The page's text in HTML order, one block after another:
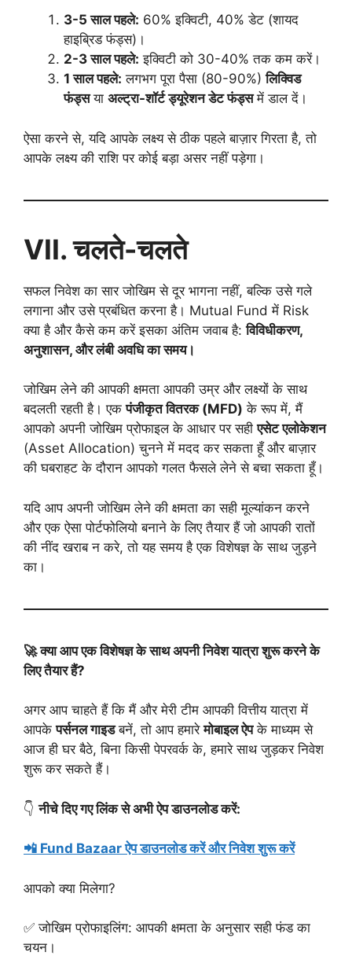
3-5साल पहले: 60% इक्विटी, 40% डेट (शायद
हाइब्रिड फंड्स)।
2-3साल पहले: इक्विटी को 30-40% तक कम करें।
1 साल पहले: लगभग पूरा पैसा (80-90%)लिक्विड
फंड्सया अल्ट्रा-शॉर्ट ड्यूरेशन डेट फंड्समें डाल दें।
ऐसा करने से, यदि आपके लक्ष्य से ठीक पहले बाज़ार गिरता है, तो
आपके लक्ष्य की राशि पर कोई बड़ा असर नहीं पड़ेगा।
VII.चलते-चलते
सफल निवेश का सार जोखिम से दूर भागना नहीं, बल्कि उसे गले
लगाना और उसे प्रबंधित करना है। Mutual Fund में Risk
क्या है और कैसे कम करें इसका अंतिम जवाब है:विविधीकरण,
अनुशासन, और लंबी अवधि का समय।
जोखिम लेने की आपकी क्षमता आपकी उम्र और लक्ष्यों के साथ
बदलती रहती है। एकपंजीकृत वितरक (MFD) के रूप में, मैं
आपको अपनी जोखिम प्रोफाइल के आधार पर सहीएसेट एलोकेशन
(Asset Allocation) चुनने में मदद कर सकता हूँ और बाज़ार
की घबराहट के दौरान आपको गलत फैसले लेने से बचा सकता हूँ।
यदि आप अपनी जोखिम लेने की क्षमता का सही मूल्यांकन करने
और एक ऐसा पोर्टफोलियो बनाने के लिए तैयार हैं जो आपकी रातों
की नींद खराब न करे, तो यह समय है एक विशेषज्ञ के साथ जुड़ने
का।
🚀क्या आप एक विशेषज्ञ के साथ अपनी निवेश यात्रा शुरू करने के
लिए तैयार हैं?
अगर आप चाहते हैं कि मैं और मेरी टीम आपकी वित्तीय यात्रा में
आपकेपर्सनल गाइडबनें, तो आप हमारेमोबाइल ऐपके माध्यम से
आज ही घर बैठे, बिना किसी पेपरवर्क के, हमारे साथ जुड़कर निवेश
शुरू कर सकते हैं।
👇नीचे दिए गए लिंक से अभी ऐप डाउनलोड करें:
📲 Fund Bazaar ऐप डाउनलोड करें और निवेश शुरू करें
आपको क्या मिलेगा?
✅ जोखिम प्रोफाइलिंग: आपकी क्षमता के अनुसार सही फंड का
चयन।